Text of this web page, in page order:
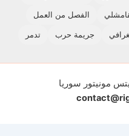
الفصل من العمل
جريمة حرب تدمر